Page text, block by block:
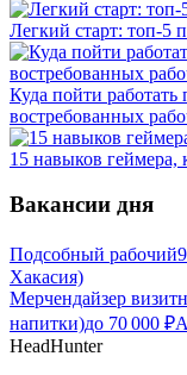
Легкий старт: топ-5
Куда пойти
востребованных
15 навыков геймера,
Вакансии дня
Подсобный рабочий
Хакасия)
Мерчендайзер
напитки)до 70 000 ₽
HeadHunter